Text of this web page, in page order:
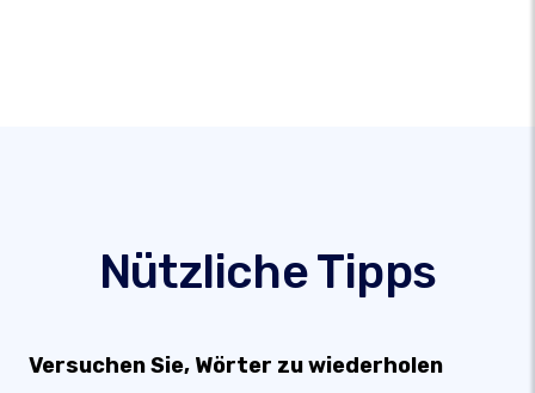
Nützliche Tipps
Versuchen Sie, Wörter zu wiederholen